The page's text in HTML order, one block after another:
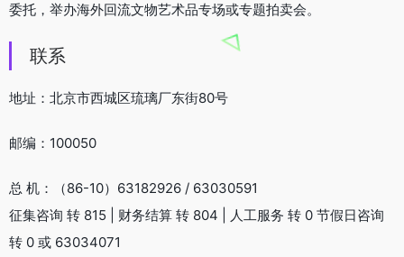
委托，举办海外回流文物艺术品专场或专题拍卖会。
联系
地址：北京市西城区琉璃厂东街80号
邮编：100050
总 机：（86-10）63182926 / 63030591
征集咨询 转 815 | 财务结算 转 804 | 人工服务 转 0 节假日咨询
转 0 或 63034071